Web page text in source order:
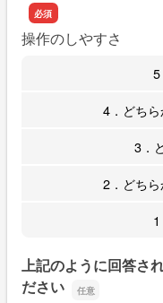
操作のしやすさ
4．どち
3．
2．どち
上記のように回答さ
ださい